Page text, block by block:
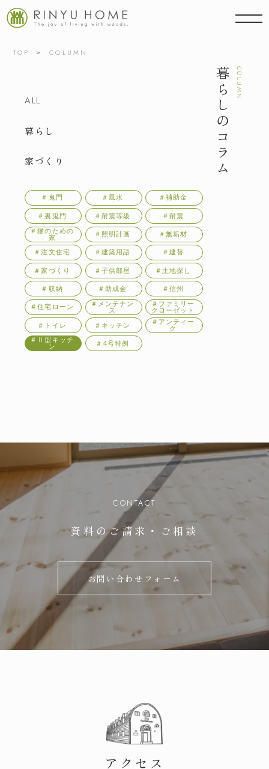
TOP COLUMN
ALL
暮らし
家づくり
＃鬼門 ＃風水 ＃補助金
＃裏鬼門 ＃耐震等級 ＃耐震
＃猫のための
家
＃照明計画 ＃無垢材
＃注文住宅 ＃建築用語 ＃建替
＃家づくり ＃子供部屋 ＃土地探し
＃収納 ＃助成金 ＃信州
＃住宅ローン
＃メンテナン
ス
＃ファミリー
クローゼット
＃トイレ ＃キッチン
＃アンティー
ク
＃Ⅱ型キッチ
ン
＃4号特例
暮らしのコラム COLUMN
CONTACT
資料のご請求・ご相談
お問い合わせフォーム
アクセス